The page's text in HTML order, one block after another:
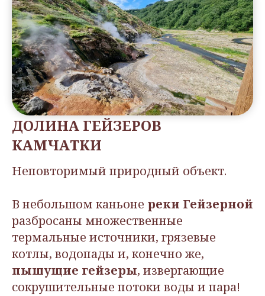
ДОЛИНА ГЕЙЗЕРОВ
КАМЧАТКИ
Неповторимый природный объект.
В небольшом каньоне реки Гейзерной
разбросаны множественные
термальные источники, грязевые
котлы, водопады и, конечно же,
пышущие гейзеры, извергающие
сокрушительные потоки воды и пара!